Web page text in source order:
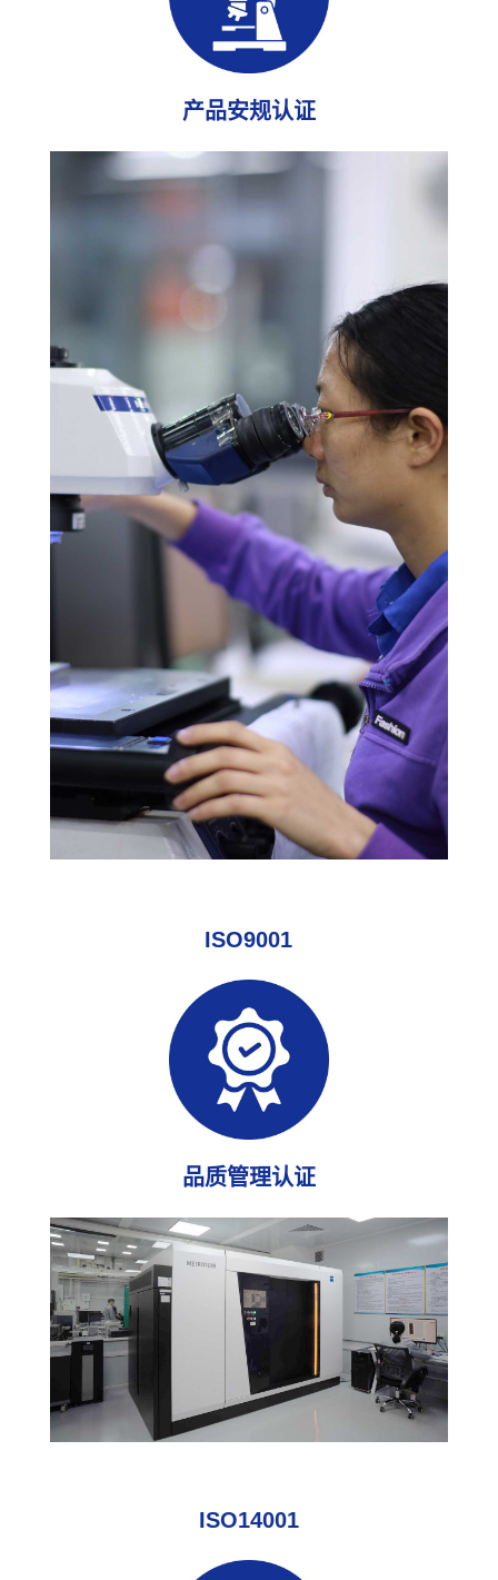
产品安规认证
ISO9001
品质管理认证
ISO14001